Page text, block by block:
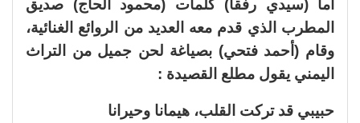
اما (سيدي رفقاً) كلمات (محمود الحاج) صديق
المطرب الذي قدم معه العديد من الروائع الغنائية،
وقام (أحمد فتحي) بصياغة لحن جميل من التراث
اليمني يقول مطلع القصيدة :
حبيبي قد تركت القلب، هيمانا وحيرانا